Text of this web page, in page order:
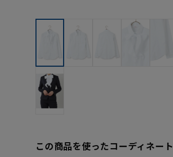
この商品を使ったコーディネート